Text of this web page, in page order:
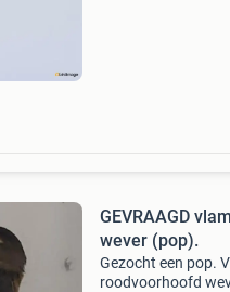
GEVRAAGD
wever (pop).
Gezocht een pop.
roodvoorhoofd